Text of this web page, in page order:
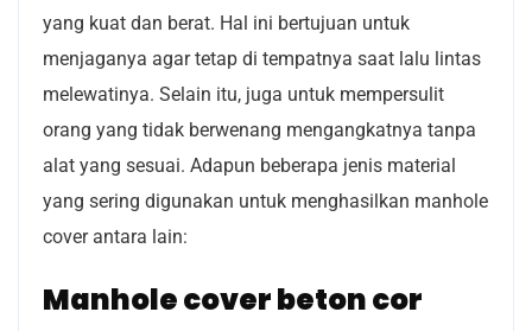
yang kuat dan berat. Hal ini bertujuan untuk
menjaganya agar tetap di tempatnya saat lalu lintas
melewatinya. Selain itu, juga untuk mempersulit
orang yang tidak berwenang mengangkatnya tanpa
alat yang sesuai. Adapun beberapa jenis material
yang sering digunakan untuk menghasilkan manhole
cover antara lain:
Manhole cover beton cor